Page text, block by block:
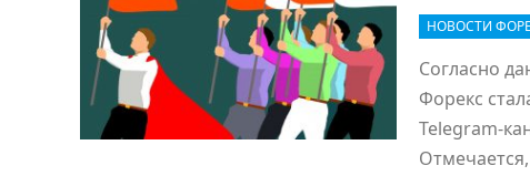
НОВОСТИ
Согласно
Форекс
Telegram-